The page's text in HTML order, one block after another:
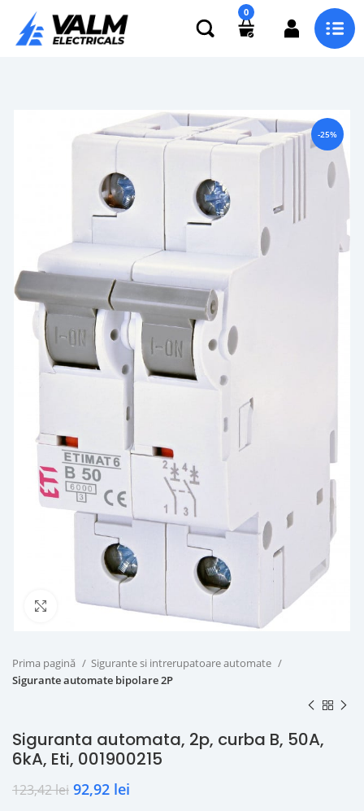
0
-25%
Click to enlarge
Prima pagină
Sigurante si intrerupatoare automate
Sigurante automate bipolare 2P
Siguranta automata, 2p, curba B, 50A,
6kA, Eti, 001900215
123,42lei 92,92 lei